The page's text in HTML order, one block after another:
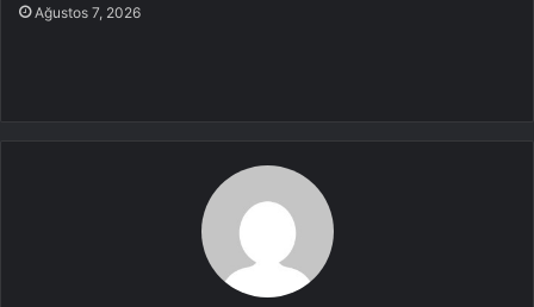
Ağustos 7, 2026